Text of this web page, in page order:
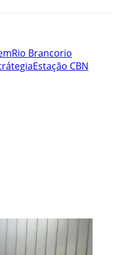
Rio Brancorio
Estação CBN